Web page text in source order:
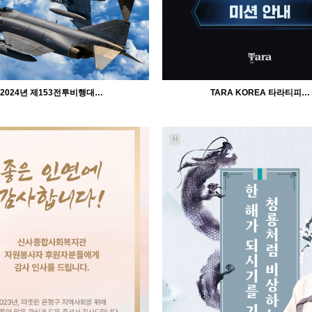
인바이트미
2024년 제153전투비행대…
1534
02-23
인바이트미
TARA KOREA 타라티피…
H